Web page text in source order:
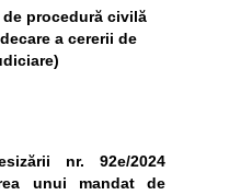
procedură civilă
a cererii de
nr. 92e/2024
unui mandat de